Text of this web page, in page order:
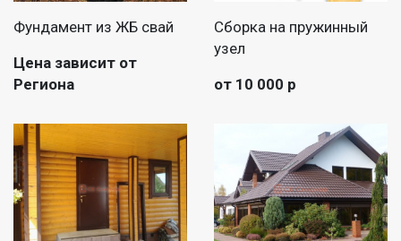
Фундамент из ЖБ свай
Цена зависит от
Региона
Сборка на пружинный
узел
от 10 000 р